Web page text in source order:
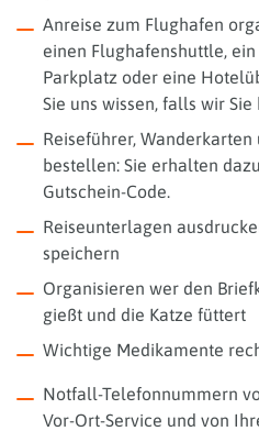
Anreise zum Flughafen
einen Flughafenshuttle,
Parkplatz oder eine
Sie uns wissen, falls wir
Reiseführer,
bestellen: Sie erhalten
Gutschein-Code.
Reiseunterlagen
speichern
Organisieren wer den
gießt und die Katze füttert
Wichtige Medikamente
Notfall-Telefonnummern
Vor-Ort-Service und von